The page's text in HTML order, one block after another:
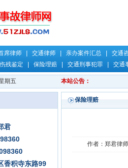
席律师 交通律师 亲办案件汇总
交通
伤残鉴定 保险理赔 交通刑事犯罪 交通
期五 本站公告：
君
香积寺东路99
保险理赔
作者：郑君律